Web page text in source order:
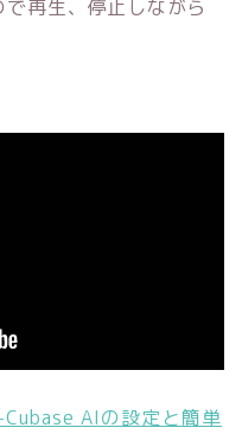
再生、停止しながら
AIの設定と簡単